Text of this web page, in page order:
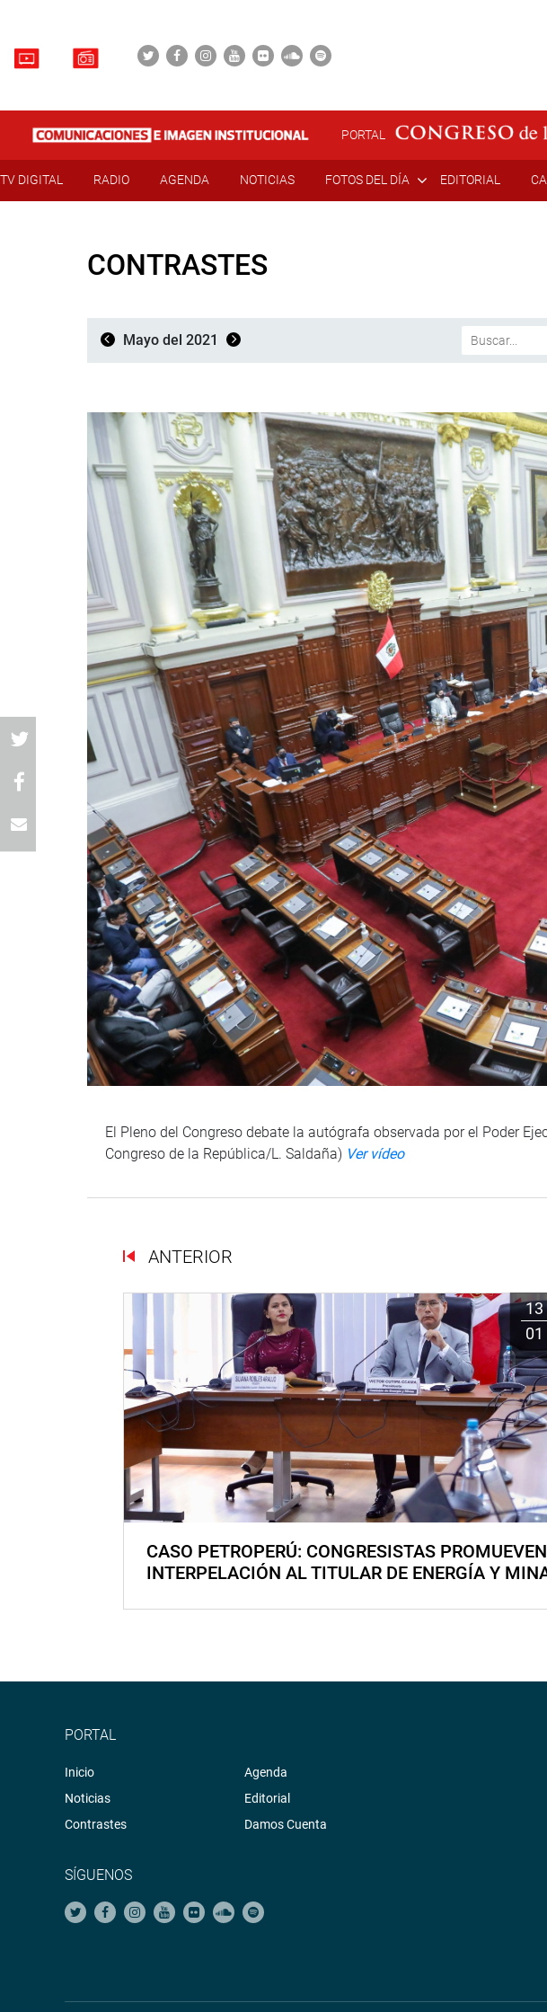
PORTAL
TV DIGITAL RADIO AGENDA NOTICIAS FOTOS DEL DÍA EDITORIAL
CONTRASTES
Mayo del 2021
El Pleno del Congreso debate la autógrafa observada por el Poder
Congreso de la República/L. Saldaña) Ver vídeo
ANTERIOR
13
01
CASO PETROPERÚ: CONGRESISTAS PROMUEVEN
INTERPELACIÓN AL TITULAR DE ENERGÍA Y
PORTAL
Inicio
Noticias
Contrastes
Agenda
Editorial
Damos Cuenta
SÍGUENOS